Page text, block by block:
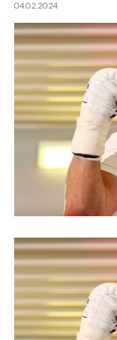
04.02.2024